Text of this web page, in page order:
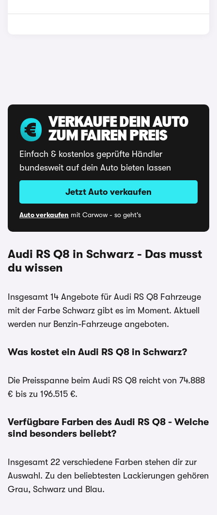
VERKAUFE DEIN AUTO
ZUM FAIREN PREIS
Einfach & kostenlos geprüfte Händler
bundesweit auf dein Auto bieten lassen
Jetzt Auto verkaufen
Auto verkaufen mit Carwow - so geht's
Audi RS Q8 in Schwarz - Das musst
du wissen
Insgesamt 14 Angebote für Audi RS Q8 Fahrzeuge
mit der Farbe Schwarz gibt es im Moment. Aktuell
werden nur Benzin-Fahrzeuge angeboten.
Was kostet ein Audi RS Q8 in Schwarz?
Die Preisspanne beim Audi RS Q8 reicht von 74.888
€ bis zu 196.515 €.
Verfügbare Farben des Audi RS Q8 - Welche
sind besonders beliebt?
Insgesamt 22 verschiedene Farben stehen dir zur
Auswahl. Zu den beliebtesten Lackierungen gehören
Grau, Schwarz und Blau.